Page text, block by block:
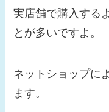
実店舗で購入する
とが多いですよ。
ネットショップに
ます。